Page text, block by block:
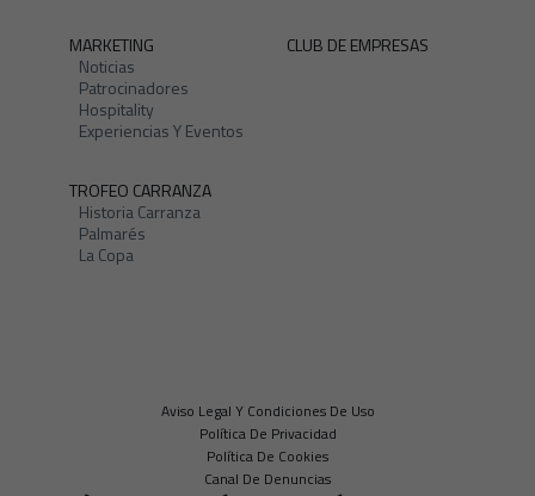
MARKETING
Noticias
Patrocinadores
Hospitality
Experiencias Y Eventos
CLUB DE EMPRESAS
TROFEO CARRANZA
Historia Carranza
Palmarés
La Copa
Aviso Legal Y Condiciones De Uso
Política De Privacidad
Política De Cookies
Canal De Denuncias